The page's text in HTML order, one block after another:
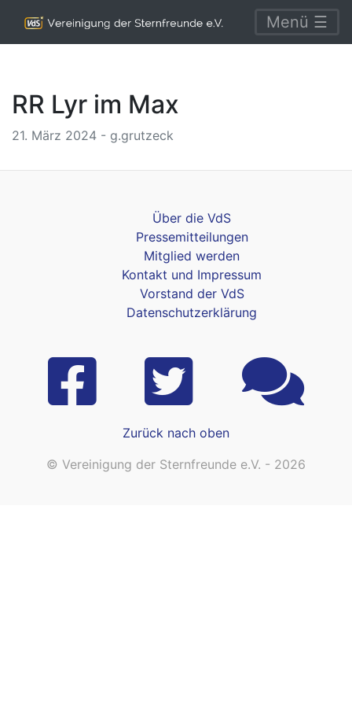
Menü ☰
RR Lyr im Max
21. März 2024 - g.grutzeck
Über die VdS
Pressemitteilungen
Mitglied werden
Kontakt und Impressum
Vorstand der VdS
Datenschutzerklärung
Zurück nach oben
© Vereinigung der Sternfreunde e.V. - 2026